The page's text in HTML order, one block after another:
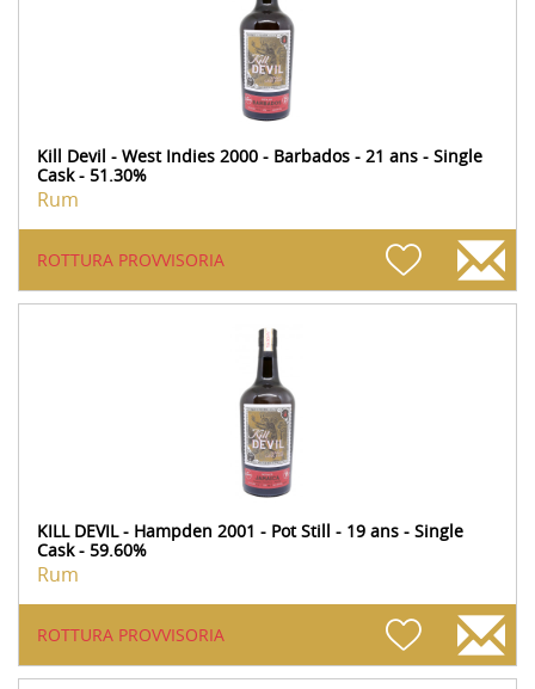
Kill Devil - West Indies 2000 - Barbados - 21 ans - Single
Cask - 51.30%
Rum
ROTTURA PROVVISORIA
KILL DEVIL - Hampden 2001 - Pot Still - 19 ans - Single
Cask - 59.60%
Rum
ROTTURA PROVVISORIA